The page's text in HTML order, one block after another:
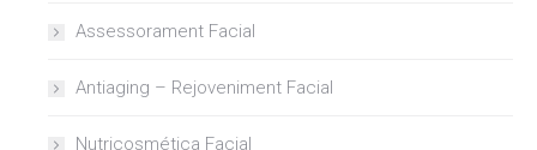
Assessorament Facial
Antiaging – Rejoveniment Facial
Nutricosmética Facial